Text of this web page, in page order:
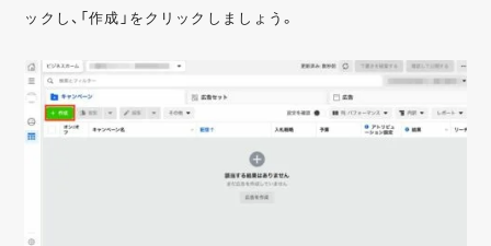
ックし、「作成」をクリックしましょう。